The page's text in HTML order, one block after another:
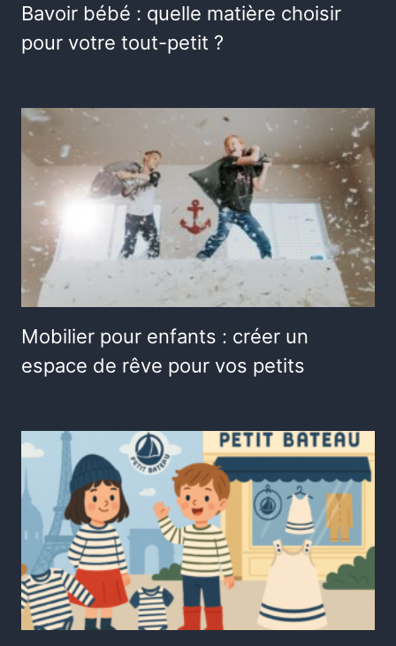
Bavoir bébé : quelle matière choisir
pour votre tout-petit ?
Mobilier pour enfants : créer un
espace de rêve pour vos petits